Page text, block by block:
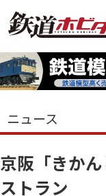
ニュース
京阪「きか
ストラン